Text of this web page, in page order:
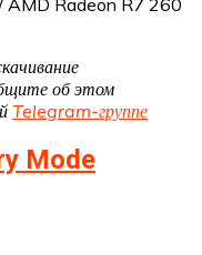
об этом
Telegram-группе
Mode